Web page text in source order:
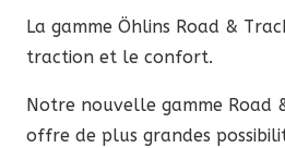
La gamme Öhlins Road &
traction et le confort.
Notre nouvelle gamme Road
offre de plus grandes